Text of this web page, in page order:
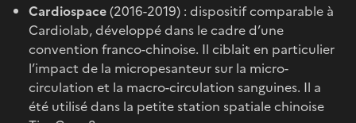
Cardiospace(2016-2019) : dispositif comparable à
Cardiolab, développé dans le cadre d’une
convention franco-chinoise. Il ciblait en particulier
l’impact de la micropesanteur sur la micro-
circulation et la macro-circulation sanguines. Il a
été utilisé dans la petite station spatiale chinoise